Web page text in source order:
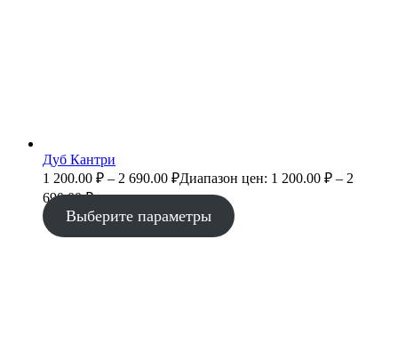
Дуб Кантри
1 200.00 ₽ – 2 690.00 ₽Диапазон цен: 1 200.00 ₽ – 2
690.00 ₽
Выберите параметры